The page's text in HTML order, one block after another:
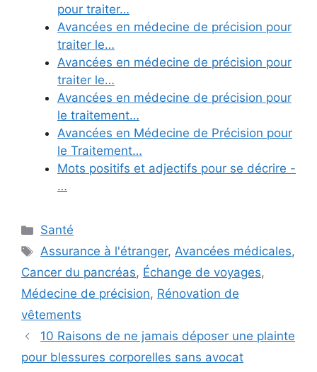
pour traiter…
Avancées en médecine de précision pour
traiter le…
Avancées en médecine de précision pour
traiter le…
Avancées en médecine de précision pour
le traitement…
Avancées en Médecine de Précision pour
le Traitement…
Mots positifs et adjectifs pour se décrire -
…
Categories
Santé
Tags
Assurance à l'étranger,Avancées médicales,
Cancer du pancréas, Échange de voyages,
Médecine de précision, Rénovation de
vêtements
10 Raisons de ne jamais déposer une plainte
pour blessures corporelles sans avocat